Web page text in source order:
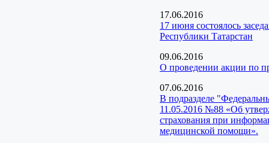
17.06.2016
17 июня состоялось
Республики Татарстан
09.06.2016
О проведении акции по
07.06.2016
В подразделе
11.05.2016 №88 «Об
страхования при
медицинской помощи».